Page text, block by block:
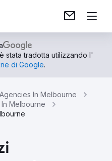
stata tradotta utilizzando l'
di Google.
Agencies In Melbourne
Melbourne